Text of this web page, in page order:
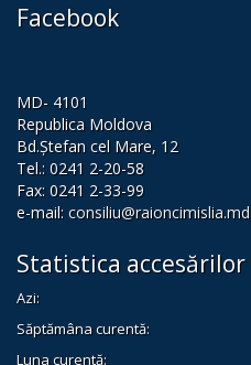
publice
elaborării
proiectelor
de
decizii
Sinteza
recomandărilor
la
Facebook
MD- 4101
Republica Moldova
Bd.Ștefan cel Mare, 12
Tel.: 0241 2-20-58
Fax: 0241 2-33-99
e-mail: consiliu@raioncimislia.md
Statistica accesărilor
Azi:
Săptămâna curentă:
Luna curentă: